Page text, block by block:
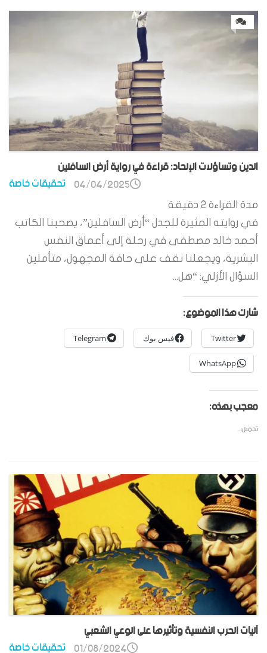
0
الدين وتساؤلات الإلحاد: قراءة في رواية أرض السافلين
تحقيقات خاصة 04/04/2025
مدة القراءة 2 دقيقة
في روايته المثيرة للجدل “أرض السافلين”، يصحبنا الكاتب
أحمد خالد مصطفى في رحلة إلى أعماق النفس
البشرية، ويجعلنا نقف على حافة المجهول، متأملين
السؤال الأزلي: “هل...
شارك هذا الموضوع:
Twitter فيس بوك Telegram
WhatsApp
معجب بهذه:
تحميل...
آليات الحرب النفسية وتأثيرها على الوعي الشعبي
تحقيقات خاصة